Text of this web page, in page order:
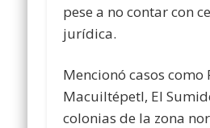
pese a no contar con
jurídica.
Mencionó casos como
Macuiltépetl, El
colonias de la zona